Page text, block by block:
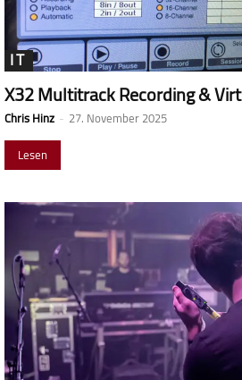
IT
X32 Multitrack Recording &
Chris Hinz - 27. November 2025
Lesen